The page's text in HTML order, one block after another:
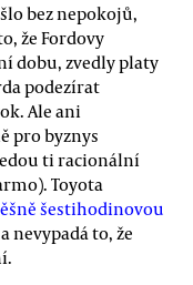
bez nepokojů,
že Fordovy
dobu, zvedly platy
podezírat
Ale ani
pro byznys
ti racionální
Toyota
šestihodinovou
nevypadá to, že